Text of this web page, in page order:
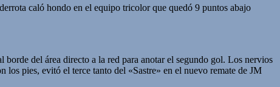
caló hondo en el equipo tricolor que quedó 9 puntos abajo
del área directo a la red para anotar el segundo gol. Los nervios
pies, evitó el terce tanto del «Sastre» en el nuevo remate de JM